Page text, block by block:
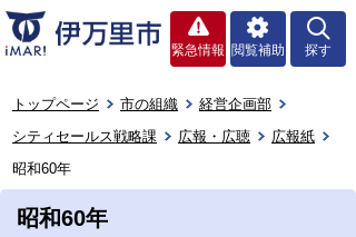
緊急情報 閲覧補助 探す
トップページ 市の組織
経営企画部
シティセールス戦略課
広報・広聴
広報紙
昭和60年
昭和60年